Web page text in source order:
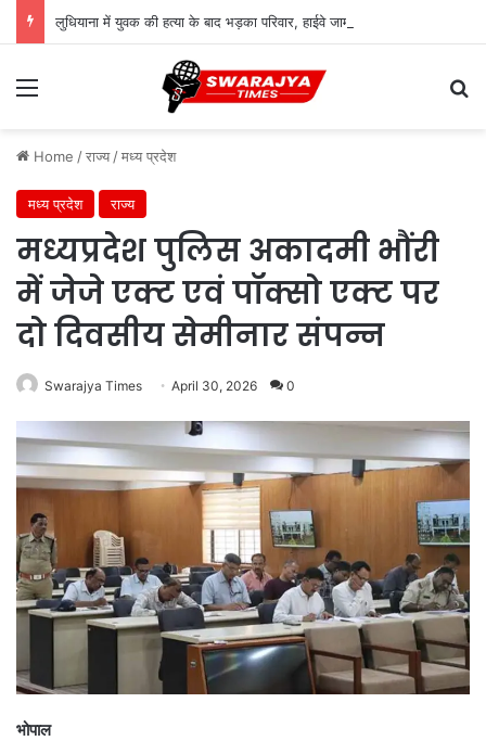
Menu
Home /राज्य /मध्य प्रदेश
मध्य प्रदेश राज्य
मध्यप्रदेश पुलिस अकादमी भौंरी
में जेजे एक्ट एवं पॉक्सो एक्ट पर
दो दिवसीय सेमीनार संपन्न
Swarajya Times April 30, 2026 0
भोपाल